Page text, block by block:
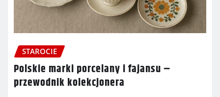
STAROCIE
Polskie marki porcelany i fajansu –
przewodnik kolekcjonera